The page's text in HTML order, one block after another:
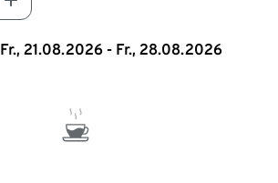
Fr., 21.08.2026 - Fr., 28.08.2026